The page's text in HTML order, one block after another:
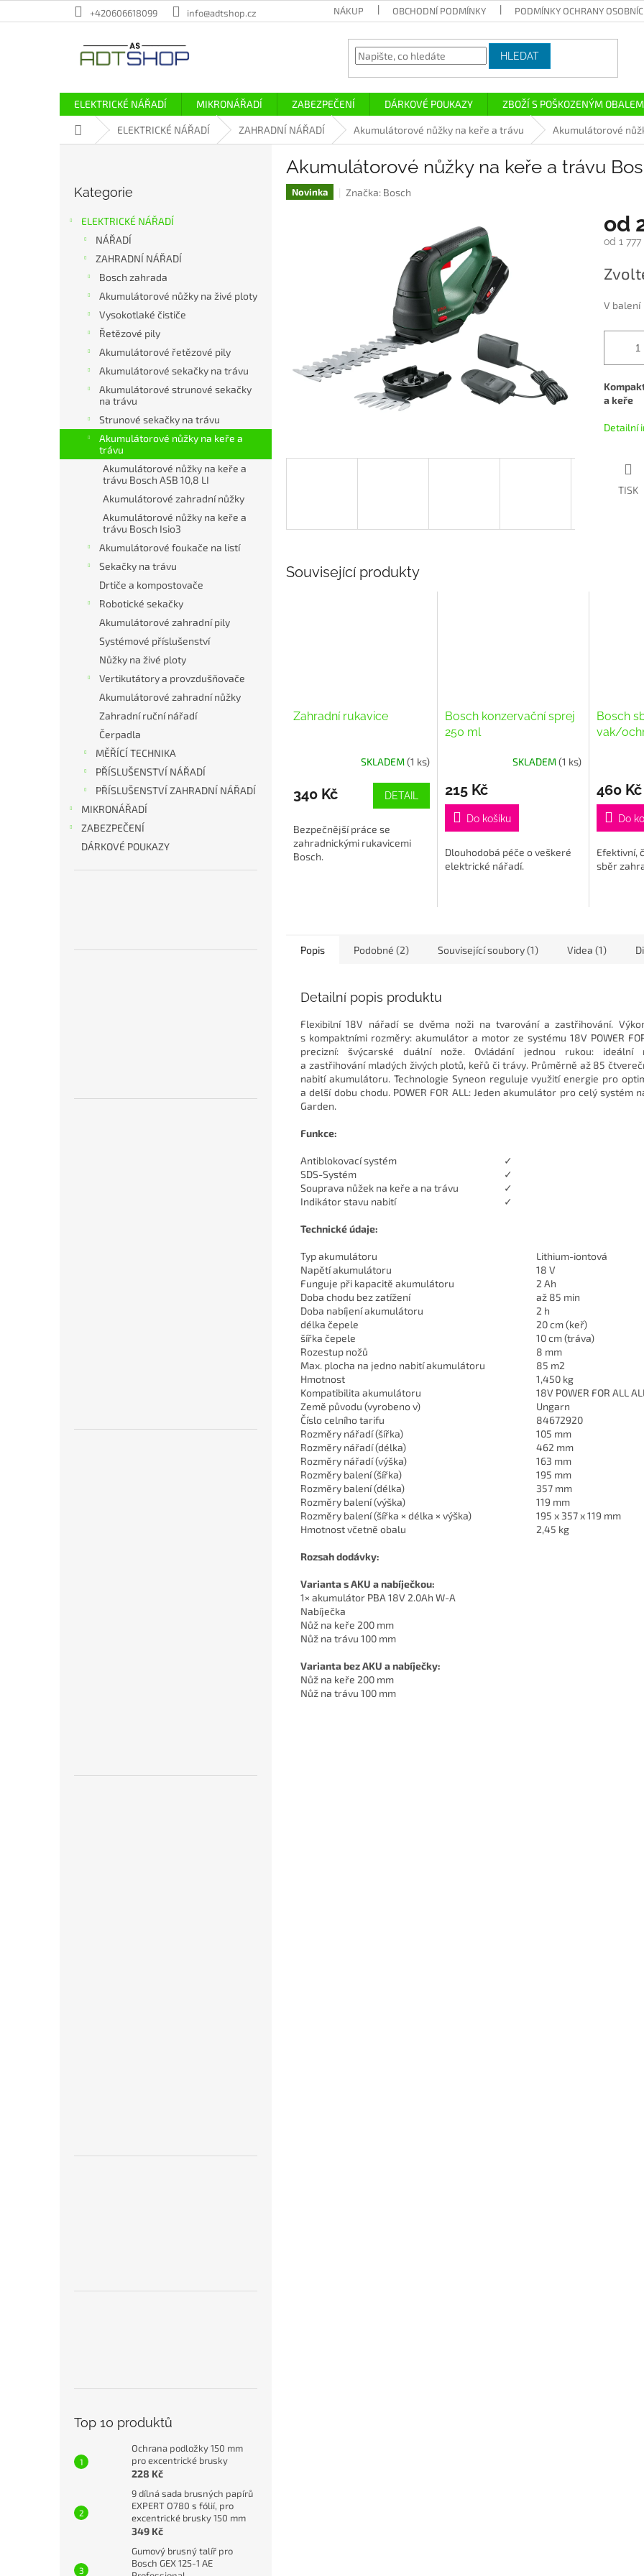
na
+420606618099 info@adtshop.cz NÁKUP OBCHODNÍ PODMÍNKY PODMÍNKY OCHRANY
HLEDAT
ELEKTRICKÉ NÁŘADÍ MIKRONÁŘADÍ ZABEZPEČENÍ DÁRKOVÉ POUKAZY ZBOŽÍ S POŠKOZENÝM OBALEM
Domů ELEKTRICKÉ NÁŘADÍ ZAHRADNÍ NÁŘADÍ Akumulátorové nůžky na keře a trávu Akumulátorové
kategorie
Kategorie
ELEKTRICKÉ NÁŘADÍ
NÁŘADÍ
ZAHRADNÍ NÁŘADÍ
Bosch zahrada
Akumulátorové nůžky na živé ploty
Vysokotlaké čističe
Řetězové pily
Akumulátorové řetězové pily
Akumulátorové sekačky na trávu
Akumulátorové strunové sekačky
na trávu
Strunové sekačky na trávu
Akumulátorové nůžky na keře a
trávu
Akumulátorové nůžky na keře a
trávu Bosch ASB 10,8 LI
Akumulátorové zahradní nůžky
Akumulátorové nůžky na keře a
trávu Bosch Isio3
Akumulátorové foukače na listí
Sekačky na trávu
Drtiče a kompostovače
Robotické sekačky
Akumulátorové zahradní pily
Systémové příslušenství
Nůžky na živé ploty
Vertikutátory a provzdušňovače
Akumulátorové zahradní nůžky
Zahradní ruční nářadí
Čerpadla
MĚŘÍCÍ TECHNIKA
PŘÍSLUŠENSTVÍ NÁŘADÍ
PŘÍSLUŠENSTVÍ ZAHRADNÍ NÁŘADÍ
MIKRONÁŘADÍ
ZABEZPEČENÍ
DÁRKOVÉ POUKAZY
Top 10 produktů
Ochrana podložky 150 mm
pro excentrické brusky
228 Kč
9 dílná sada brusných papírů
EXPERT O780 s fólií, pro
excentrické brusky 150 mm
349 Kč
Gumový brusný talíř pro
Bosch GEX 125-1 AE
Akumulátorové nůžky na keře a trávu
Novinka Značka: Bosch
od
od 1 777
cena:
V balení
a keře
Detailní
TISK
Související produkty
Zahradní rukavice
SKLADEM(1 ks)
340 Kč DETAIL
Bezpečnější práce se
zahradnickými rukavicemi
Bosch.
Bosch konzervační sprej
250 ml
SKLADEM(1 ks)
215 Kč
Do košíku
Dlouhodobá péče o veškeré
elektrické nářadí.
Bosch
vak/
460 Kč
Do
Efektivní,
sběr
Popis Podobné (2) Související soubory (1) Videa (1)
Detailní popis produktu
Flexibilní 18V nářadí se dvěma noži na tvarování a zastřihování.
s kompaktními rozměry: akumulátor a motor ze systému 18V POWER
precizní: švýcarské duální nože. Ovládání jednou rukou: ideální
a zastřihování mladých živých plotů, keřů či trávy. Průměrně až 85
nabití akumulátoru. Technologie Syneon reguluje využití energie pro
a delší dobu chodu. POWER FOR ALL: Jeden akumulátor pro celý systém
Garden.
Funkce:
Antiblokovací systém
✓
SDS-Systém
✓
Souprava nůžek na keře a na trávu
✓
Indikátor stavu nabití
✓
Technické údaje:
Typ akumulátoru
Lithium-iontová
Napětí akumulátoru
18 V
Funguje při kapacitě akumulátoru
2 Ah
Doba chodu bez zatížení
až 85 min
Doba nabíjení akumulátoru
2 h
délka čepele
20 cm (keř)
šířka čepele
10 cm (tráva)
Rozestup nožů
8 mm
Max. plocha na jedno nabití akumulátoru
85 m2
Hmotnost
1,450 kg
Kompatibilita akumulátoru
18V POWER FOR ALL
Země původu (vyrobeno v)
Ungarn
Číslo celního tarifu
84672920
Rozměry nářadí (šířka)
105 mm
Rozměry nářadí (délka)
462 mm
Rozměry nářadí (výška)
163 mm
Rozměry balení (šířka)
195 mm
Rozměry balení (délka)
357 mm
Rozměry balení (výška)
119 mm
Rozměry balení (šířka × délka × výška)
195 x 357 x 119 mm
Hmotnost včetně obalu
2,45 kg
Rozsah dodávky:
Varianta s AKU a nabíječkou:
1× akumulátor PBA 18V 2.0Ah W-A
Nabíječka
Nůž na keře 200 mm
Nůž na trávu 100 mm
Varianta bez AKU a nabíječky:
Nůž na keře 200 mm
Nůž na trávu 100 mm